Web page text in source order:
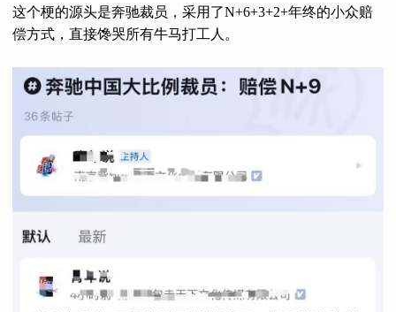
这个梗的源头是奔驰裁员，采用了N+6+3+2+年终的小众赔
偿方式，直接馋哭所有牛马打工人。